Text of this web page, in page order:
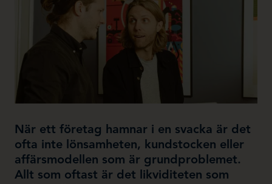
När ett företag hamnar i en svacka är det
ofta inte lönsamheten, kundstocken eller
affärsmodellen som är grundproblemet.
Allt som oftast är det likviditeten som